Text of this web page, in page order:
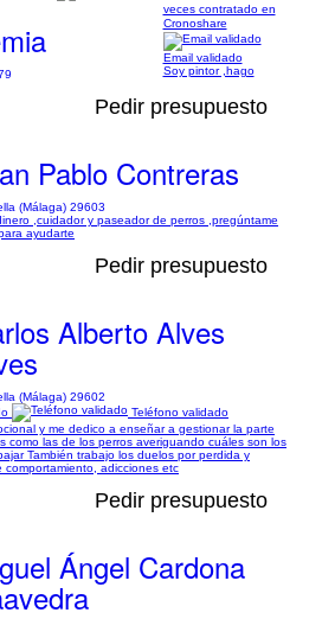
veces contratado en
Cronoshare
Pedir presupuesto
Pablo Contreras
(Málaga) 29603
Email validado
Soy pintor ,hago
,cuidador y paseador de perros ,pregúntame
ayudarte
Pedir presupuesto
Alberto Alves
(Málaga) 29602
Teléfono validado
y me dedico a enseñar a gestionar la parte
como las de los perros averiguando cuáles son los
También trabajo los duelos por perdida y
adicciones etc
Pedir presupuesto
Ángel Cardona